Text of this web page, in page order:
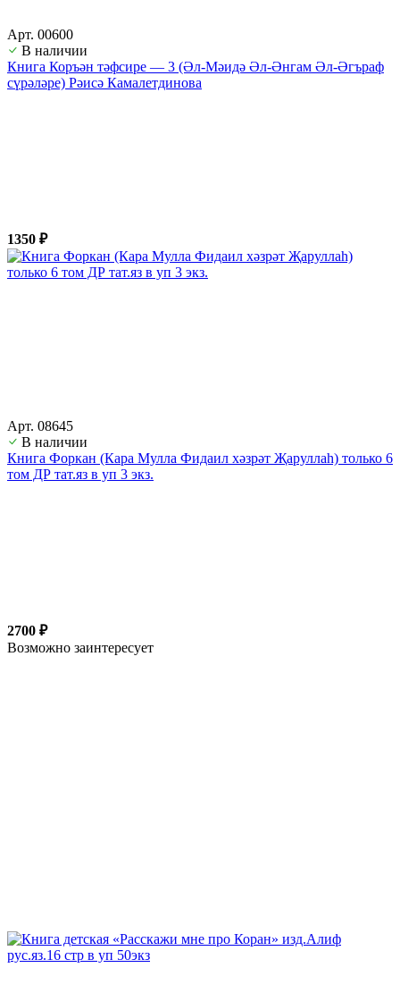
Арт. 00600
В наличии
Книга Коръән тәфсире — 3 (Әл-Мәидә Әл-Әнгам Әл-Әгъраф
сүрәләре) Рәисә Камалетдинова
1350 ₽
Арт. 08645
В наличии
Книга Форкан (Кара Мулла Фидаил хәзрәт Җаруллаһ) только 6
том ДР тат.яз в уп 3 экз.
2700 ₽
Возможно заинтересует